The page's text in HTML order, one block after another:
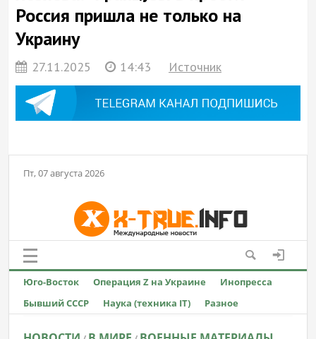
Россия пришла не только на
Украину
27.11.2025 14:43 Источник